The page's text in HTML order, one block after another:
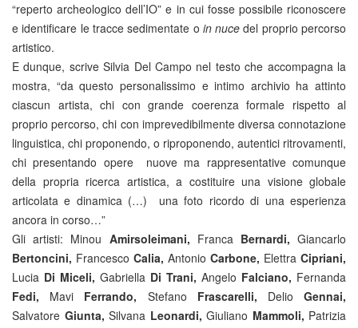
“reperto archeologico dell’IO” e in cui fosse possibile riconoscere
e identificare le tracce sedimentate o in nucedel proprio percorso
artistico.
E dunque, scrive Silvia Del Campo nel testo che accompagna la
mostra, “da questo personalissimo e intimo archivio ha attinto
ciascun artista, chi con grande coerenza formale rispetto al
proprio percorso, chi con imprevedibilmente diversa connotazione
linguistica, chi proponendo, o riproponendo, autentici ritrovamenti,
chi presentando opere nuove ma rappresentative comunque
della propria ricerca artistica, a costituire una visione globale
articolata e dinamica (…) una foto ricordo di una esperienza
ancora in corso…”
Gli artisti: Minou Amirsoleimani, FrancaBernardi,Giancarlo
Bertoncini, Francesco Calia, Antonio Carbone, Elettra Cipriani,
Lucia Di Miceli, Gabriella Di Trani, Angelo Falciano, Fernanda
Fedi, Mavi Ferrando, Stefano Frascarelli, DelioGennai,
Salvatore Giunta, Silvana Leonardi, Giuliano Mammoli, Patrizia